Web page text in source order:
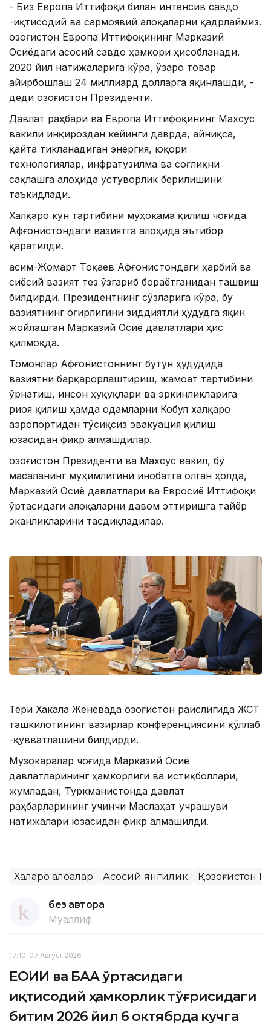
- Биз Европа Иттифоқи билан интенсив савдо
-иқтисодий ва сармоявий алоқаларни қадрлаймиз.
Қозоғистон Европа Иттифоқининг Марказий
Осиёдаги асосий савдо ҳамкори ҳисобланади.
2020 йил натижаларига кўра, ўзаро товар
айирбошлаш 24 миллиард долларга яқинлашди, -
деди Қозоғистон Президенти.
Давлат раҳбари ва Европа Иттифоқининг Махсус
вакили инқироздан кейинги даврда, айниқса,
қайта тикланадиган энергия, юқори
технологиялар, инфратузилма ва соғлиқни
сақлашга алоҳида устуворлик берилишини
таъкидлади.
Халқаро кун тартибини муҳокама қилиш чоғида
Афғонистондаги вазиятга алоҳида эътибор
қаратилди.
Қасим-Жомарт Тоқаев Афғонистондаги ҳарбий ва
сиёсий вазият тез ўзгариб бораётганидан ташвиш
билдирди. Президентнинг сўзларига кўра, бу
вазиятнинг оғирлигини зиддиятли ҳудудга яқин
жойлашган Марказий Осиё давлатлари ҳис
қилмоқда.
Томонлар Афғонистоннинг бутун ҳудудида
вазиятни барқарорлаштириш, жамоат тартибини
ўрнатиш, инсон ҳуқуқлари ва эркинликларига
риоя қилиш ҳамда одамларни Кобул халқаро
аэропортидан тўсиқсиз эвакуация қилиш
юзасидан фикр алмашдилар.
Қозоғистон Президенти ва Махсус вакил, бу
масаланинг муҳимлигини инобатга олган ҳолда,
Марказий Осиё давлатлари ва Евросиё Иттифоқи
ўртасидаги алоқаларни давом эттиришга тайёр
эканликларини тасдиқладилар.
Тери Хакала Женевада Қозоғистон раислигида ЖСТ
ташкилотининг вазирлар конференциясини қўллаб
-қувватлашини билдирди.
Музокаралар чоғида Марказий Осиё
давлатларининг ҳамкорлиги ва истиқболлари,
жумладан, Туркманистонда давлат
раҳбарларининг учинчи Маслаҳат учрашуви
натижалари юзасидан фикр алмашилди.
Халқаро алоқалар Асосий янгилик Қозоғистон
без автора
Муаллиф
17:10, 07 Август 2026
ЕОИИ ва БАА ўртасидаги
иқтисодий ҳамкорлик тўғрисидаги
битим 2026 йил 6 октябрда кучга